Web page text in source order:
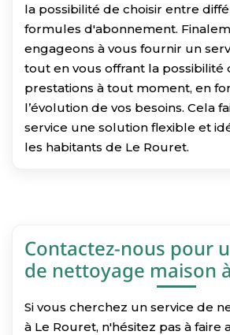
la possibilité de choisir entre
formules d'abonnement.
engageons à vous fournir un
tout en vous offrant la possibilité
prestations à tout moment, en
l’évolution de vos besoins. Cela
service une solution flexible et
les habitants de Le Rouret.
Contactez-nous pour
de nettoyage maison
Si vous cherchez un service de
à Le Rouret, n'hésitez pas à faire